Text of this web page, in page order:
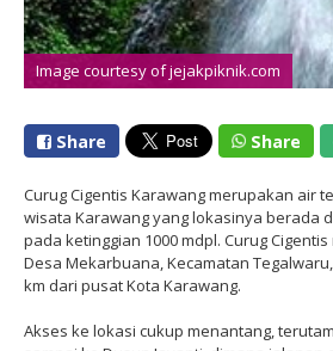
Image courtesy of jejakpiknik.com
Share Share
Curug Cigentis Karawang merupakan air
wisata Karawang yang lokasinya berada
pada ketinggian 1000 mdpl. Curug
Desa Mekarbuana, Kecamatan
km dari pusat Kota Karawang.
Akses ke lokasi cukup menantang,